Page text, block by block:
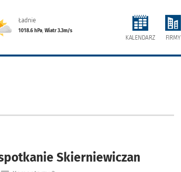
Ładnie
1018.6 hPa,Wiatr 3.3m/s
KALENDARZ FIRMY
Skierniewiczan